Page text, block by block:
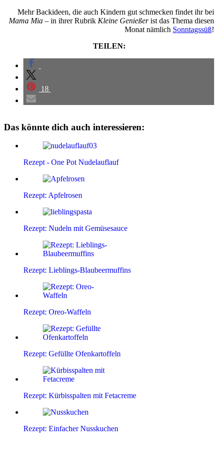
Mehr Backideen, die auch Kindern gut schmecken findet ihr bei
Mama Mia – in ihrer Rubrik Kleine Genießerist das Thema diesen
Monat nämlich Sonntagssüß!
TEILEN:
18
Das könnte dich auch interessieren:
Rezept - One Pot Nudelauflauf
Rezept: Apfelrosen
Rezept: Nudeln mit Gemüsesauce
Rezept: Lieblings-Blaubeermuffins
Rezept: Oreo-Waffeln
Rezept: Gefüllte Ofenkartoffeln
Rezept: Kürbisspalten mit Fetacreme
Rezept: Einfacher Nusskuchen